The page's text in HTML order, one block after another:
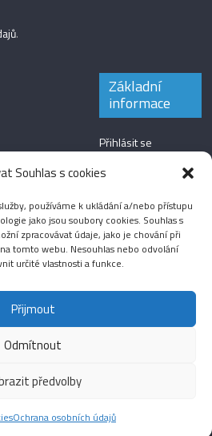
Souhlas s cookies
používáme k ukládání a/nebo přístupu
jako jsou soubory cookies. Souhlas s
zpracovávat údaje, jako je chování při
tomto webu. Nesouhlas nebo odvolání
určité vlastnosti a funkce.
Přijmout
Odmítnout
předvolby
Ochrana osobních údajů
.
Základní
informace
Přihlásit se
Zdroj kanálů
Kanál komentářů
Česká lokalizace
Audio
Média IKSŽ. All rights reserved.
ThemeGrill. Drevet av